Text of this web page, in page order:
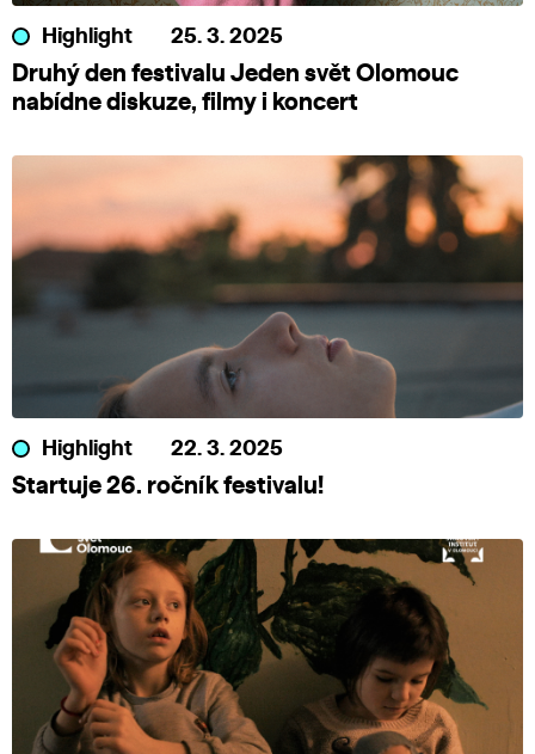
Highlight 25. 3. 2025
Druhý den festivalu Jeden svět Olomouc
nabídne diskuze, filmy i koncert
Highlight 22. 3. 2025
Startuje 26. ročník festivalu!